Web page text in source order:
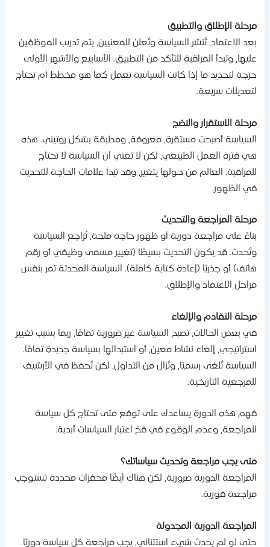
الإطلاق والتطبيق
الاعتماد، تُنشر السياسة وتُعلن للمعنيين، يتم تدريب الموظفين
وتبدأ المراقبة للتأكد من التطبيق. الأسابيع والأشهر الأولى
لتحديد ما إذا كانت السياسة تعمل كما هو مخطط أم تحتاج
سريعة.
الاستقرار والنضج
أصبحت مستقرة، معروفة، ومطبقة بشكل روتيني. هذه
فترة العمل الطبيعي، لكن لا تعني أن السياسة لا تحتاج
العالم من حولها يتغير، وقد تبدأ علامات الحاجة للتحديث
الظهور.
المراجعة والتحديث
على مراجعة دورية أو ظهور حاجة ملحة، تُراجع السياسة
قد يكون التحديث بسيطًا (تغيير مسمى وظيفي أو رقم
أو جذريًا (إعادة كتابة كاملة). السياسة المحدثة تمر بنفس
الاعتماد والإطلاق.
التقادم والإلغاء
بعض الحالات، تصبح السياسة غير ضرورية تمامًا، ربما بسبب تغيير
إلغاء نشاط معين، أو استبدالها بسياسة جديدة تمامًا.
تُلغى رسميًا، وتُزال من التداول، لكن تُحفظ في الأرشيف
التاريخية.
هذه الدورة يساعدك على توقع متى تحتاج كل سياسة
وعدم الوقوع في فخ اعتبار السياسات أبدية.
يجب مراجعة وتحديث سياساتك؟
الدورية ضرورية، لكن هناك أيضًا محفزات محددة تستوجب
فورية.
الدورية المجدولة
لو لم يحدث شيء استثنائي، يجب مراجعة كل سياسة دوريًا.